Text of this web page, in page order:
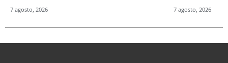
7 agosto, 2026 7 agosto, 2026